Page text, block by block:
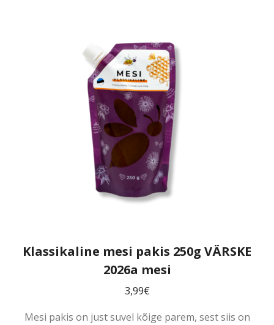
Klassikaline mesi pakis 250g VÄRSKE
2026a mesi
3,99€
Mesi pakis on just suvel kõige parem, sest siis on